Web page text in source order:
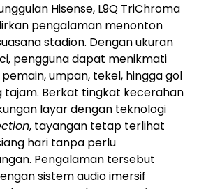
Hisense, L9Q TriChroma
pengalaman menonton
stadion. Dengan ukuran
pengguna dapat menikmati
umpan, tekel, hingga gol
tajam. Berkat tingkat kecerahan
layar dengan teknologi
, tayangan tetap terlihat
hari tanpa perlu
Pengalaman tersebut
sistem audio imersif